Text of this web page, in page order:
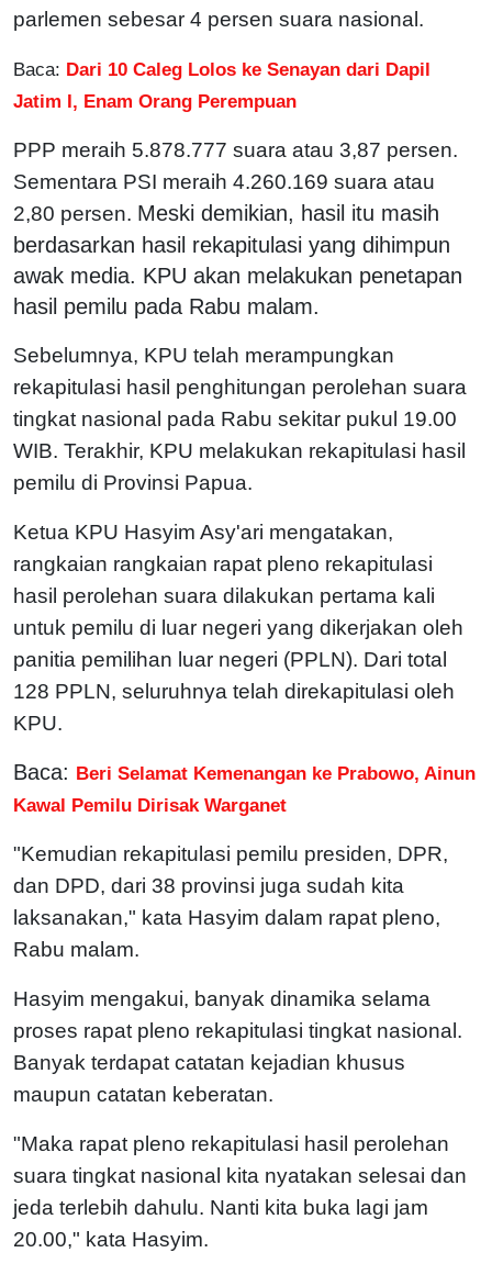
parlemen sebesar 4 persen suara nasional.
Baca: Dari 10 Caleg Lolos ke Senayan dari Dapil
Jatim I, Enam Orang Perempuan
PPP meraih 5.878.777 suara atau 3,87 persen.
Sementara PSI meraih 4.260.169 suara atau
2,80 persen. Meski demikian, hasil itu masih
berdasarkan hasil rekapitulasi yang dihimpun
awak media. KPU akan melakukan penetapan
hasil pemilu pada Rabu malam.
Sebelumnya, KPU telah merampungkan
rekapitulasi hasil penghitungan perolehan suara
tingkat nasional pada Rabu sekitar pukul 19.00
WIB. Terakhir, KPU melakukan rekapitulasi hasil
pemilu di Provinsi Papua.
Ketua KPU Hasyim Asy'ari mengatakan,
rangkaian rangkaian rapat pleno rekapitulasi
hasil perolehan suara dilakukan pertama kali
untuk pemilu di luar negeri yang dikerjakan oleh
panitia pemilihan luar negeri (PPLN). Dari total
128 PPLN, seluruhnya telah direkapitulasi oleh
KPU.
Baca: Beri Selamat Kemenangan ke Prabowo, Ainun
Kawal Pemilu Dirisak Warganet
"Kemudian rekapitulasi pemilu presiden, DPR,
dan DPD, dari 38 provinsi juga sudah kita
laksanakan," kata Hasyim dalam rapat pleno,
Rabu malam.
Hasyim mengakui, banyak dinamika selama
proses rapat pleno rekapitulasi tingkat nasional.
Banyak terdapat catatan kejadian khusus
maupun catatan keberatan.
"Maka rapat pleno rekapitulasi hasil perolehan
suara tingkat nasional kita nyatakan selesai dan
jeda terlebih dahulu. Nanti kita buka lagi jam
20.00," kata Hasyim.